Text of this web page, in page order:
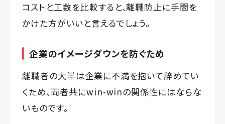
コストと工数を比較すると、離職防止に手間を
かけた方がいいと言えるでしょう。
企業のイメージダウンを防ぐため
離職者の大半は企業に不満を抱いて辞めてい
くため、両者共にwin-winの関係性にはならな
いものです。